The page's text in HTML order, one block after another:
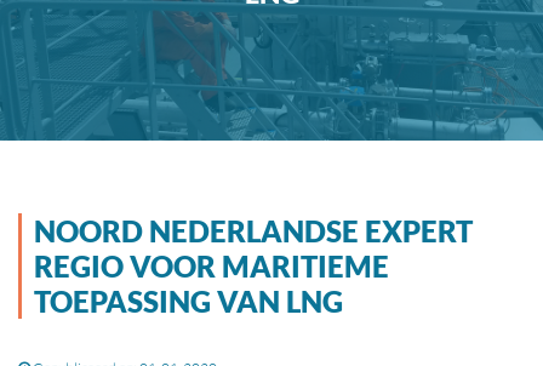
NOORD NEDERLANDSE EXPERT
REGIO VOOR MARITIEME
TOEPASSING VAN LNG